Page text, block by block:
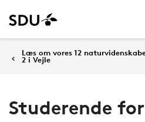
Læs om vores 12
2 i Vejle
Studerende